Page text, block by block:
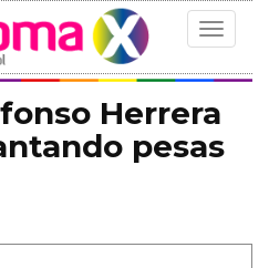
Toggle
Herrera
pesas